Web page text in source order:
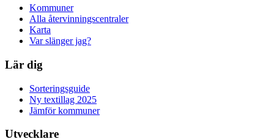
Kommuner
Alla återvinningscentraler
Karta
Var slänger jag?
Lär dig
Sorteringsguide
Ny textillag 2025
Jämför kommuner
Utvecklare